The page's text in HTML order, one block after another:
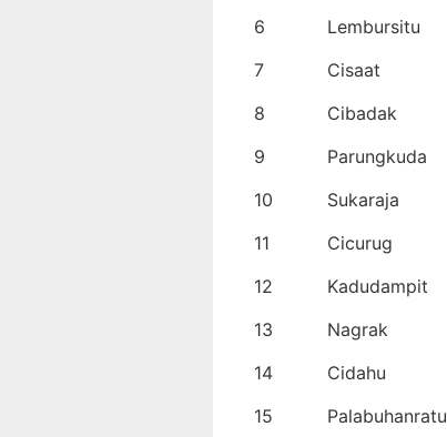
6
Lembursitu
7
Cisaat
8
Cibadak
9
Parungkuda
10
Sukaraja
11
Cicurug
12
Kadudampit
13
Nagrak
14
Cidahu
15
Palabuhanratu